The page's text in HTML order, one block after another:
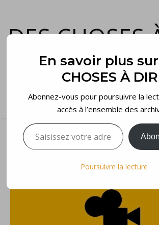
DES CHOSES
et voilà…
En savoir plus sur
CHOSES À
Abonnez-vous pour poursuivre la
accès à l’ensemble des
Saisissez votre adresse e-mail…
Poursuivre la lecture